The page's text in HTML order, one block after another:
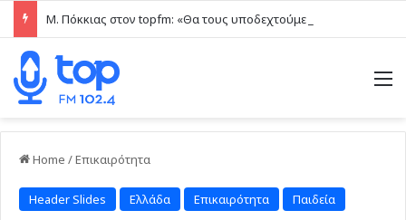
Home /Επικαιρότητα
Header Slides Ελλάδα Επικαιρότητα Παιδεία